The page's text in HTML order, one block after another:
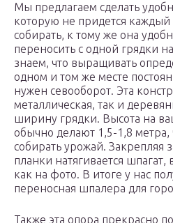
Мы предлагаем сделать
которую не придется каждый
собирать, к тому же она
переносить с одной грядки
знаем, что выращивать
одном и том же месте
нужен севооборот. Эта
металлическая, так и
ширину грядки. Высота на
обычно делают 1,5-1,8
собирать урожай.
планки натягивается
как на фото. В итоге у нас
переносная шпалера для
Также эта опора прекрасно